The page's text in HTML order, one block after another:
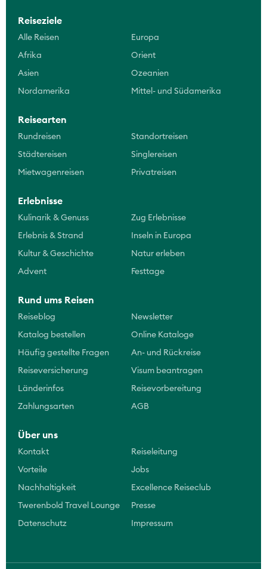
Reiseziele
Alle Reisen Europa
Afrika Orient
Asien Ozeanien
Nordamerika Mittel- und Südamerika
Reisearten
Rundreisen Standortreisen
Städtereisen Singlereisen
Mietwagenreisen Privatreisen
Erlebnisse
Kulinarik & Genuss Zug Erlebnisse
Erlebnis & Strand Inseln in Europa
Kultur & Geschichte Natur erleben
Advent Festtage
Rund ums Reisen
Reiseblog Newsletter
Katalog bestellen Online Kataloge
Häufig gestellte Fragen An- und Rückreise
Reiseversicherung Visum beantragen
Länderinfos Reisevorbereitung
Zahlungsarten AGB
Über uns
Kontakt Reiseleitung
Vorteile Jobs
Nachhaltigkeit Excellence Reiseclub
Twerenbold Travel Lounge Presse
Datenschutz Impressum